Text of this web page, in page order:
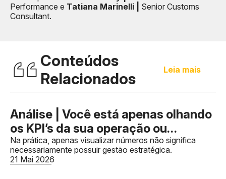
Performance e Tatiana Marinelli | Senior Customs
Consultant.
Conteúdos
Relacionados
Leia mais
Análise | Você está apenas olhando
os KPI’s da sua operação ou
realmente transformando dados em
decisões?
Na prática, apenas visualizar números não significa
necessariamente possuir gestão estratégica.
21 Mai 2026